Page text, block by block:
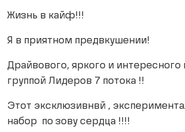
Жизнь в кайф!!!
Я в приятном предвкушении!
Драйвового, яркого и интересного
группой Лидеров 7 потока !!
Этот эксклюзивнвй ,
набор по зову сердца !!!!